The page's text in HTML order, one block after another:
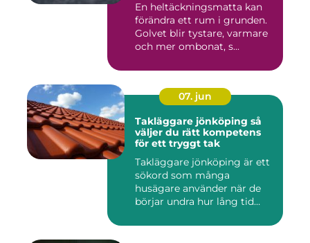
En heltäckningsmatta kan
förändra ett rum i grunden.
Golvet blir tystare, varmare
och mer ombonat, s...
07. jun
Takläggare jönköping så
väljer du rätt kompetens
för ett tryggt tak
Takläggare jönköping är ett
sökord som många
husägare använder när de
börjar undra hur lång tid